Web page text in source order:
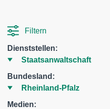
Filtern
Dienststellen:
Bundesland:
Medien: